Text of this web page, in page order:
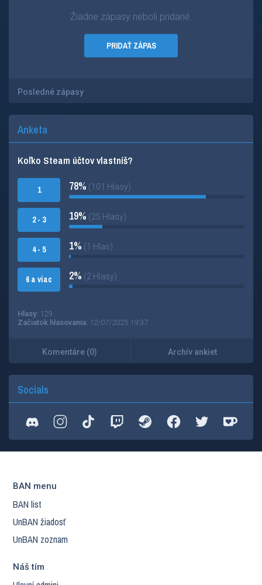
Žiadne zápasy neboli pridané.
PRIDAŤ ZÁPAS
Posledné zápasy
Anketa
Koľko Steam účtov vlastníš?
1
2 - 3
4 - 5
6 a viac
78% (101 Hlasy)
19% (25 Hlasy)
1% (1 Hlas)
2% (2 Hlasy)
Hlasy: 129
Začiatok hlasovania: 12/07/2025 19:37
Komentáre (0) Archív ankiet
Socials
BAN menu
BAN list
UnBAN žiadosť
UnBAN zoznam
Náš tím